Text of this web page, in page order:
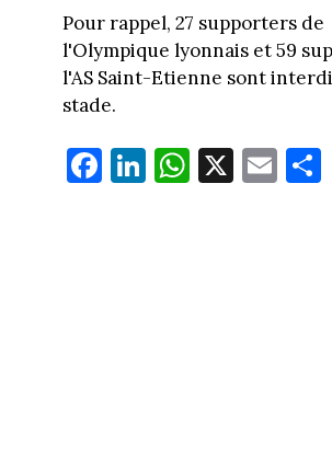
Pour rappel, 27 supporters de
l'Olympique lyonnais et 59
l'AS Saint-Etienne sont
stade.
Fa
ce
Li
nk
W
ha
X E
m
Pa
rt